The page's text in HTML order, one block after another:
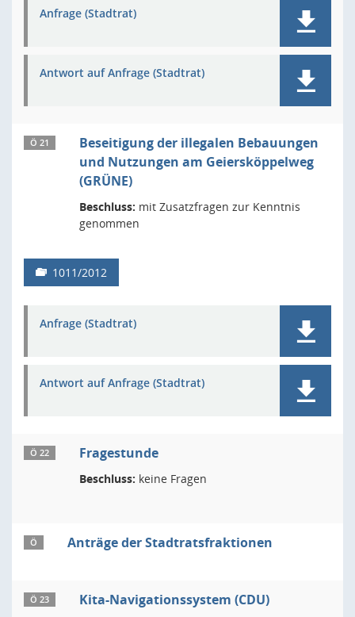
Anfrage (Stadtrat)
Antwort auf Anfrage (Stadtrat)
Ö 21
Beseitigung der illegalen Bebauungen
und Nutzungen am Geiersköppelweg
(GRÜNE)
Beschluss: mit Zusatzfragen zur Kenntnis
genommen
1011/2012
Anfrage (Stadtrat)
Antwort auf Anfrage (Stadtrat)
Ö 22 Fragestunde
Beschluss: keine Fragen
Ö Anträge der Stadtratsfraktionen
Ö 23 Kita-Navigationssystem (CDU)